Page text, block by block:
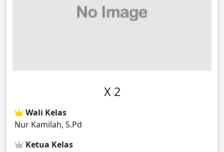
X 2
Wali Kelas
Nur Kamilah, S.Pd
Ketua Kelas